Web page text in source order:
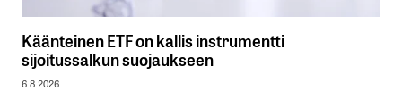
Käänteinen ETF on kallis instrumentti
sijoitussalkun suojaukseen
6.8.2026